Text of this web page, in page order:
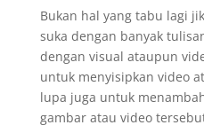
Bukan hal yang tabu lagi
suka dengan banyak
dengan visual ataupun
untuk menyisipkan video
lupa juga untuk
gambar atau video